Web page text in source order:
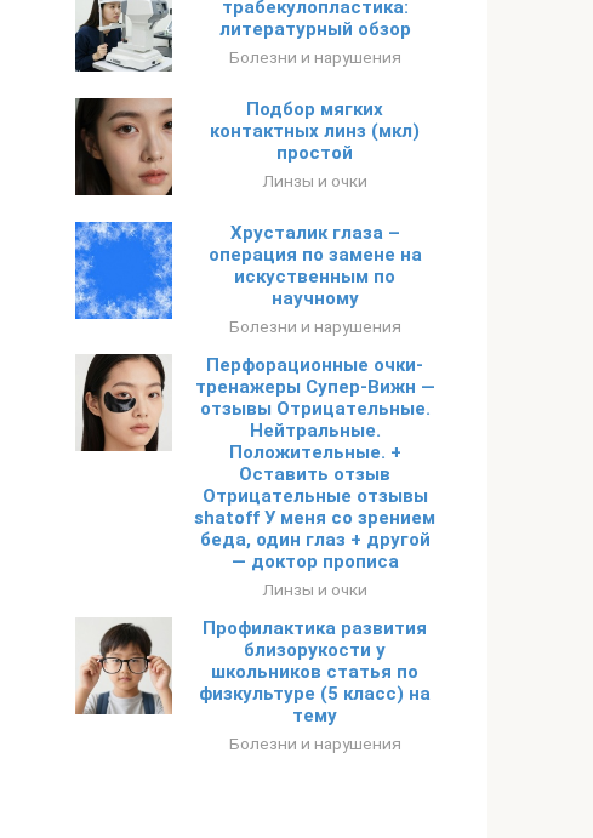
трабекулопластика:
литературный обзор
Болезни и нарушения
Подбор мягких
контактных линз (мкл)
простой
Линзы и очки
Хрусталик глаза –
операция по замене на
искуственным по
научному
Болезни и нарушения
Перфорационные очки-
тренажеры Супер-Вижн —
отзывы Отрицательные.
Нейтральные.
Положительные. +
Оставить отзыв
Отрицательные отзывы
shatoff У меня со зрением
беда, один глаз + другой
— доктор прописа
Линзы и очки
Профилактика развития
близорукости у
школьников статья по
физкультуре (5 класс) на
тему
Болезни и нарушения